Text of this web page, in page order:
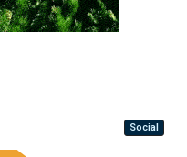
Social